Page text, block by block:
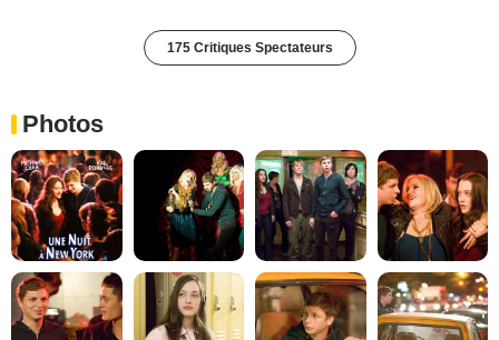
175 Critiques Spectateurs
Photos